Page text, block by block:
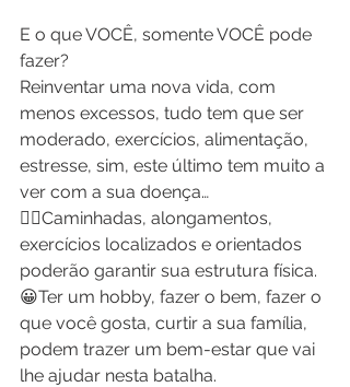
E o que VOCÊ, somente VOCÊ pode
fazer?
Reinventar uma nova vida, com
menos excessos, tudo tem que ser
moderado, exercícios, alimentação,
estresse, sim, este último tem muito a
ver com a sua doença…
🏃‍♀️Caminhadas, alongamentos,
exercícios localizados e orientados
poderão garantir sua estrutura física.
😀Ter um hobby, fazer o bem, fazer o
que você gosta, curtir a sua família,
podem trazer um bem-estar que vai
lhe ajudar nesta batalha.